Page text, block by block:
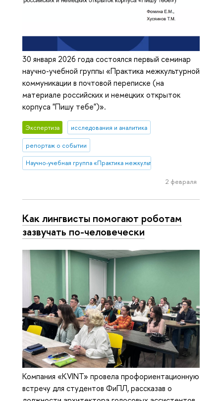
30 января 2026 года состоялся первый семинар
научно-учебной группы «Практика межкультурной
коммуникации в почтовой переписке (на
материале российских и немецких открыток
корпуса "Пишу тебе")».
Экспертиза исследования и аналитика
репортаж о событии
Научно-учебная группа «Практика межкультурной коммуникации
2 февраля
Как лингвисты помогают роботам
зазвучать по-человечески
Компания «KVINT» провела профориентационную
встречу для студентов ФиПЛ, рассказав о